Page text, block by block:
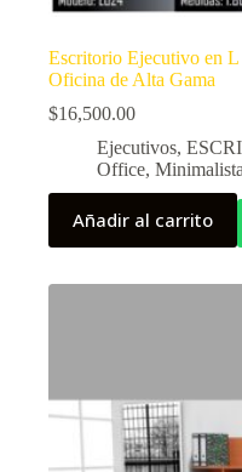
Escritorio Ejecutivo en
Oficina de Alta Gama
$16,500.00
Ejecutivos,
Office,
Añadir al carrito